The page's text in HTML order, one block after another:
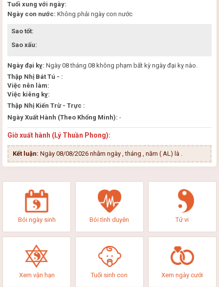
Tuổi xung với ngày:
Ngày con nước: Không phải ngày con nước
Sao tốt:
Sao xấu:
Ngày đại kỵ: Ngày 08 tháng 08 không phạm bất kỳ ngày đại kỵ nào.
Thập Nhị Bát Tú - :
Việc nên làm:
Việc kiêng kỵ:
Thập Nhị Kiến Trừ - Trực :
Ngày Xuất Hành (Theo Khổng Minh): -
Giờ xuất hành (Lý Thuần Phong):
Kết luận: Ngày 08/08/2026 nhằm ngày , tháng , năm ( AL) là .
Bói ngày sinh Bói tình duyên Tử vi
Xem vận hạn Tuổi sinh con Xem ngày cưới